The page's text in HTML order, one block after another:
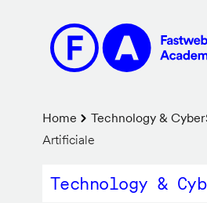
contenuto
principale
Briciole
di
pane
Home Technology &
Artificiale
Technology &